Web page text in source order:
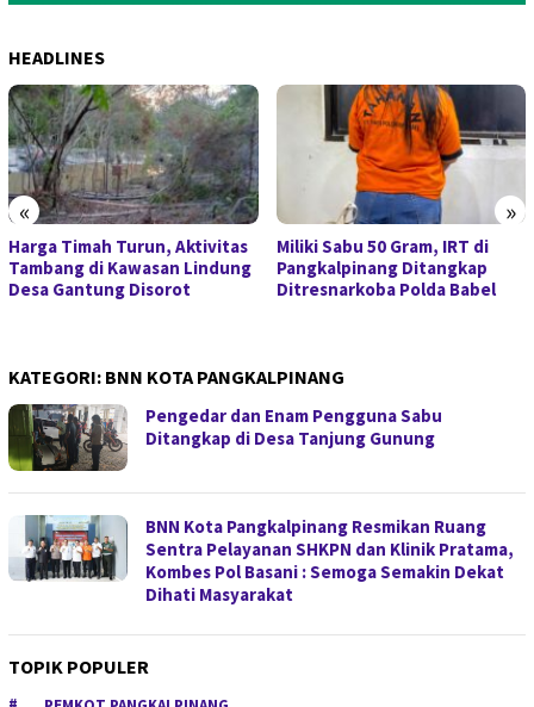
HEADLINES
« »
Harga Timah Turun, Aktivitas
Tambang di Kawasan Lindung
Desa Gantung Disorot
Miliki Sabu 50 Gram, IRT di
Pangkalpinang Ditangkap
Ditresnarkoba Polda Babel
KATEGORI: BNN KOTA PANGKALPINANG
Pengedar dan Enam Pengguna Sabu
Ditangkap di Desa Tanjung Gunung
BNN Kota Pangkalpinang Resmikan Ruang
Sentra Pelayanan SHKPN dan Klinik Pratama,
Kombes Pol Basani : Semoga Semakin Dekat
Dihati Masyarakat
TOPIK POPULER